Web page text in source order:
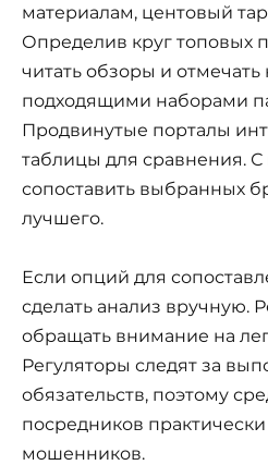
материалам, центовый
Определив круг топовых
читать обзоры и
подходящими наборами
Продвинутые порталы
таблицы для сравнения.
сопоставить выбранных
лучшего.
Если опций для
сделать анализ вручную.
обращать внимание на
Регуляторы следят за
обязательств, поэтому
посредников практически
мошенников.